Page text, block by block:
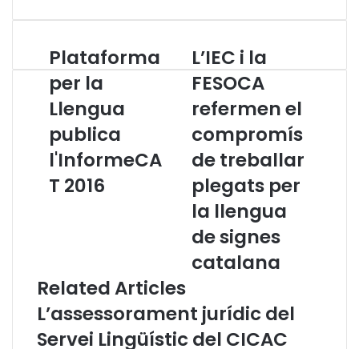
P
l
a
t
o
r
a
L
e
Plataforma
per la
Llengua
publica
l'InformeCA
T 2016
L
’
E
i
a
F
E
S
O
A
e
f
e
L’IEC i la
FESOCA
refermen el
compromís
de treballar
plegats per
la llengua
de signes
catalana
Related Articles
L’assessorament jurídic del
Servei Lingüístic del CICAC